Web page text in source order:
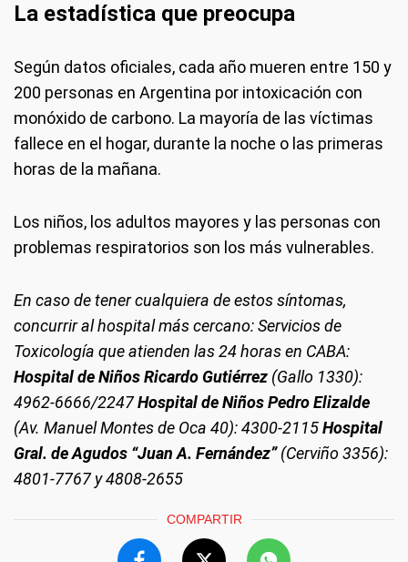
La estadística que preocupa
Según datos oficiales, cada año mueren entre 150 y
200 personas en Argentina por intoxicación con
monóxido de carbono. La mayoría de las víctimas
fallece en el hogar, durante la noche o las primeras
horas de la mañana.
Los niños, los adultos mayores y las personas con
problemas respiratorios son los más vulnerables.
En caso de tener cualquiera de estos síntomas,
concurrir al hospital más cercano: Servicios de
Toxicología que atienden las 24 horas en CABA:
Hospital de Niños Ricardo Gutiérrez (Gallo 1330):
4962-6666/2247Hospital de Niños Pedro Elizalde
(Av. Manuel Montes de Oca 40): 4300-2115Hospital
Gral. de Agudos “Juan A. Fernández”(Cerviño 3356):
4801-7767 y 4808-2655
COMPARTIR